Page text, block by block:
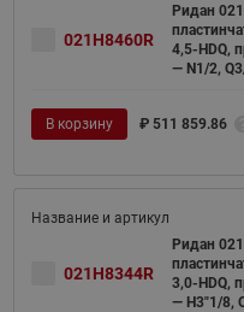
021H8460R
Ридан
4,5-HDQ,
— N1/2,
В корзину ₽ 511 859.86
021H8344R
Ридан
3,0-HDQ,
— H3"1/8,